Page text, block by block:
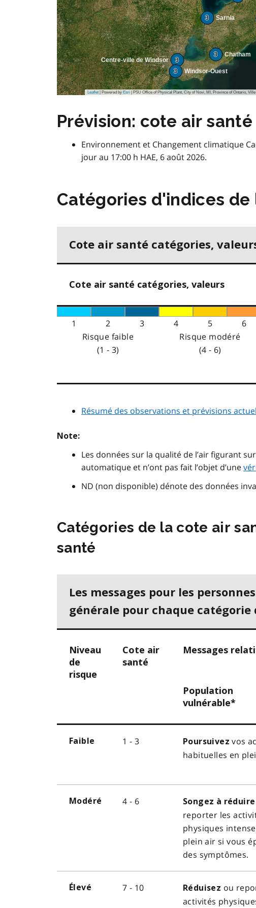
Centre-ville de Windsor 3
Chatham
3
Sarnia
3
Windsor-Ouest
3
Leaflet| Powered by Esri PSU Office of Physical Plant, City of Novi, MI, Province of Ontario, Ville de Longueuil,
la
région
du
Grand
Toronto
(GTA)
Prévision: cote air santé
Environnement et Changement climatique
jour au 17:00 h HAE, 6 août 2026.
Catégories d'indices de
Cote air santé catégories,
Cote air santé catégories, valeurs
1 2 3 4 5 6
Risque faible
(1 - 3)
Risque modéré
(4 - 6)
Résumé des observations et prévisions
Note:
Les données sur la qualité de l’air figurant
automatique et n’ont pas fait l’objet d’une
ND (non disponible) dénote des données
Catégories de la cote air
santé
Les messages pour les
générale pour chaque catégorie
Niveau
de
risque
Cote air
santé
Messages
Population
vulnérable*
Faible 1 - 3 Poursuivez vos
habituelles en
Modéré 4 - 6 Songez à réduire
reporter les
physiques
plein air si vous
des symptômes.
Élevé 7 - 10 Réduisez ou
activités